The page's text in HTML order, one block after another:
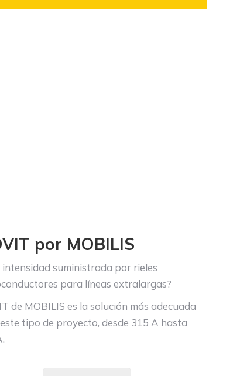
por MOBILIS
suministrada por rieles
para líneas extralargas?
de MOBILIS es la solución más adecuada
tipo de proyecto, desde 315 A hasta